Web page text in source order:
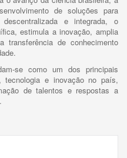
de soluções para
e integrada, o
estimula a inovação, amplia
transferência de conhecimento
se como um dos principais
tecnologia e inovação no país,
de talentos e respostas a